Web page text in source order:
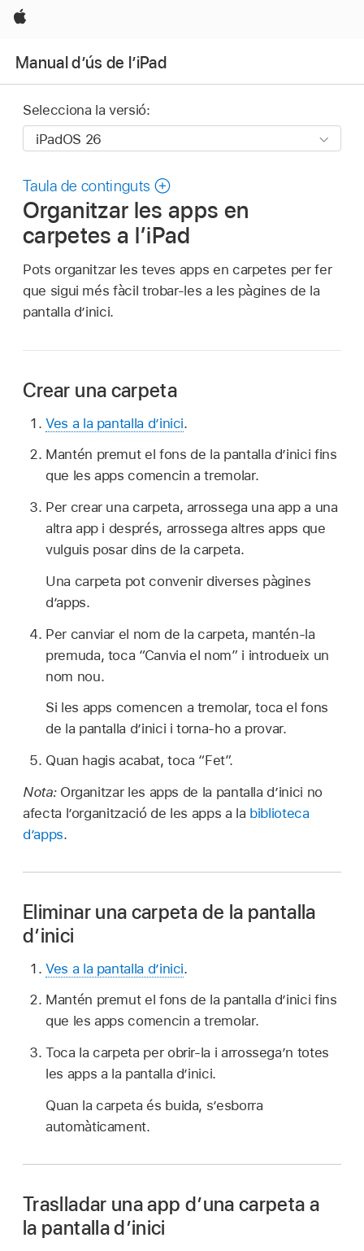
Apple
Manual d’ús de l’iPad
Selecciona la versió:
Taula de continguts
Organitzar les apps en
carpetes a l’iPad
Pots organitzar les teves apps en carpetes per fer
que sigui més fàcil trobar-les a les pàgines de la
pantalla d’inici.
Crear una carpeta
Ves a la pantalla d’inici.
Mantén premut el fons de la pantalla d’inici fins
que les apps comencin a tremolar.
Per crear una carpeta, arrossega una app a una
altra app i després, arrossega altres apps que
vulguis posar dins de la carpeta.
Una carpeta pot convenir diverses pàgines
d’apps.
Per canviar el nom de la carpeta, mantén-la
premuda, toca “Canvia el nom” i introdueix un
nom nou.
Si les apps comencen a tremolar, toca el fons
de la pantalla d’inici i torna-ho a provar.
Quan hagis acabat, toca “Fet”.
Nota: Organitzar les apps de la pantalla d’inici no
afecta l’organització de les apps a la biblioteca
d’apps.
Eliminar una carpeta de la pantalla
d’inici
Ves a la pantalla d’inici.
Mantén premut el fons de la pantalla d’inici fins
que les apps comencin a tremolar.
Toca la carpeta per obrir‑la i arrossega’n totes
les apps a la pantalla d’inici.
Quan la carpeta és buida, s’esborra
automàticament.
Traslladar una app d’una carpeta a
la pantalla d’inici